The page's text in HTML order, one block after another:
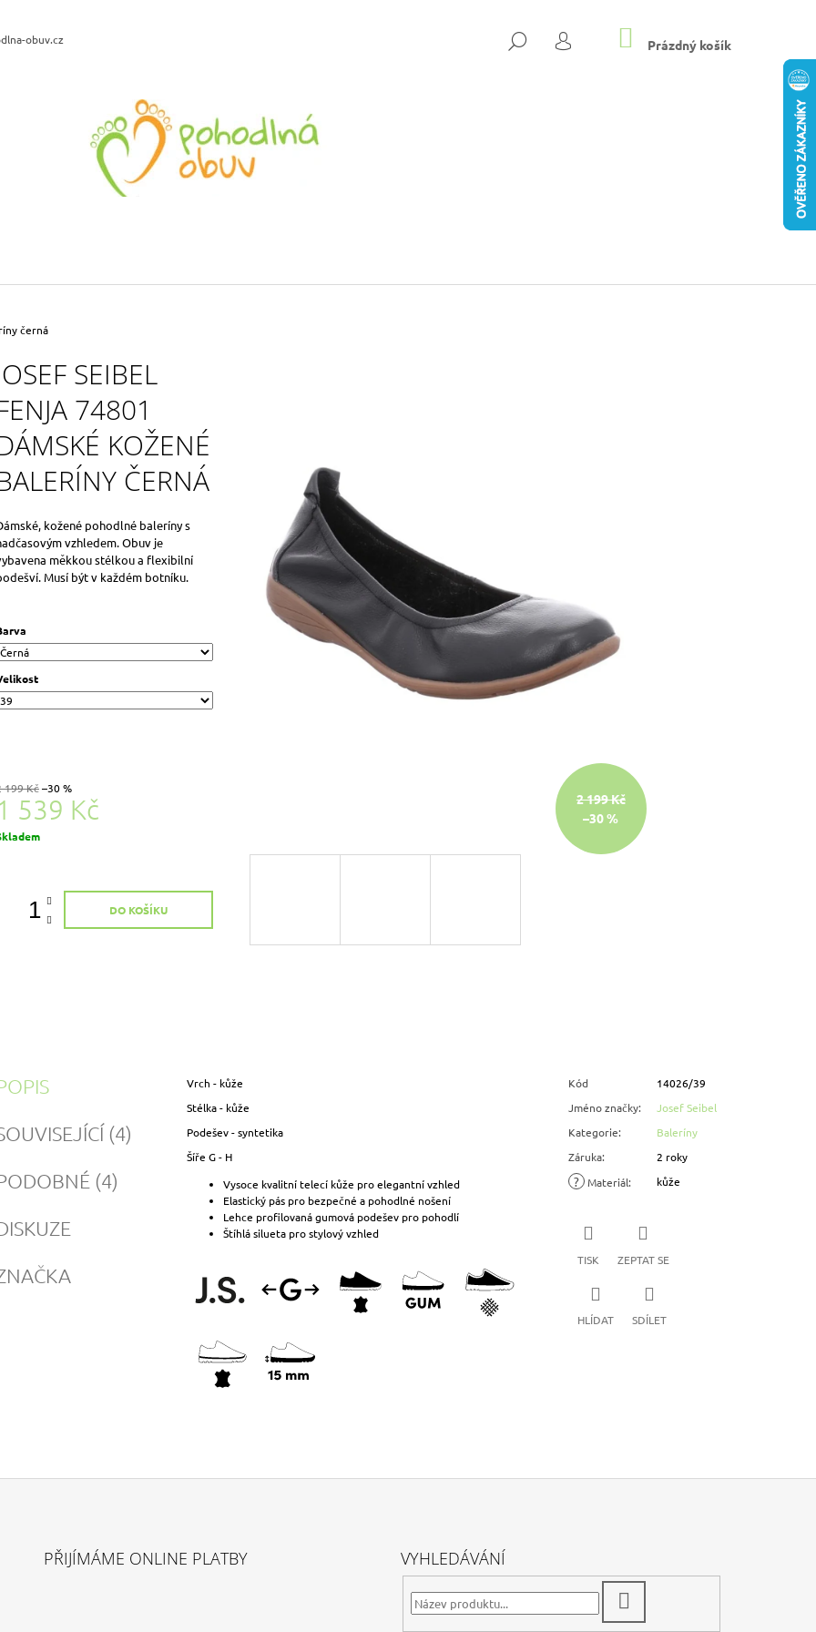
obuv.cz HLEDAT
PŘIHLÁŠENÍ
NÁKUPNÍ
KOŠÍK
Prázdný košík
černá
SEIBEL
74801
KOŽENÉ
ČERNÁ
2 199 Kč
–30 %
kožené pohodlné baleríny s
vzhledem. Obuv je
měkkou stélkou a flexibilní
Musí být v každém botníku.
199 Kč–30 %
539 Kč
DO KOŠÍKU
(4)
(4)
Vrch - kůže
Stélka - kůže
Podešev - syntetika
Šíře G - H
Vysoce kvalitní telecí kůže pro elegantní vzhled
Elastický pás pro bezpečné a pohodlné nošení
Lehce profilovaná gumová podešev pro pohodlí
Štíhlá silueta pro stylový vzhled
Kód
14026/39
Jméno značky:
Josef Seibel
Kategorie:
Baleríny
Záruka: 2 roky
? Materiál: kůže
TISK ZEPTAT SE
HLÍDAT SDÍLET
CO POTŘEBUJETE NAJÍT?
HLEDAT
ORTO 2622 DÁMSKÉ
Kč
LEGERO 2-000408-4500 T4 RUN
PŘIJÍMÁME ONLINE PLATBY VYHLEDÁVÁNÍ